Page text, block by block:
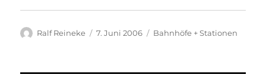
Autor
Ralf Reineke
Veröffentlicht
7. Juni 2006 Kategorien
Bahnhöfe + Stationen